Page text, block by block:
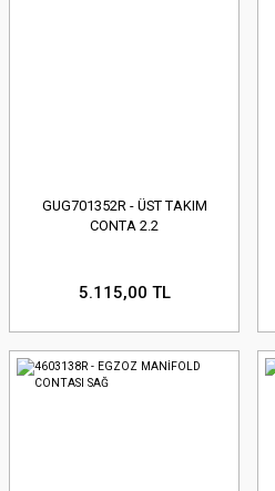
GUG701352R - ÜST TAKIM
CONTA 2.2
5.115,00 TL